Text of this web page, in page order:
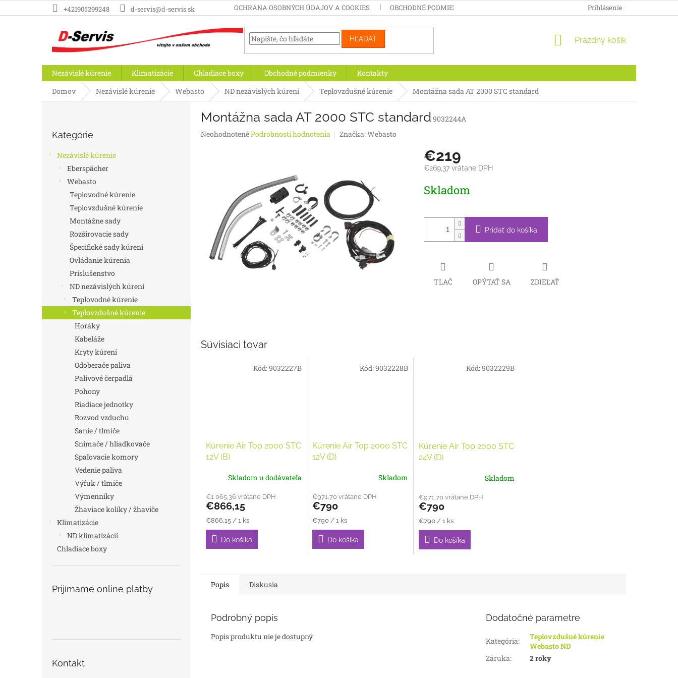
na
+421905299248 d-servis@d-servis.sk OCHRANA OSOBNÝCH ÚDAJOV A COOKIES OBCHODNÉ PODMIENKY ODSTÚPENIE OD ZMLUVY PRE
Prihlásenie
HĽADAŤ
NÁKUPNÝ
Prázdny košík
Nezávislé kúrenie Klimatizácie Chladiace boxy Obchodné podmienky
Kontakty
Domov
Nezávislé kúrenie Webasto ND nezávislých kúrení Teplovzdušné kúrenie Montážna sada AT 2000 STC standard
kategórie
Kategórie
Nezávislé kúrenie
Eberspächer
Webasto
Teplovodné kúrenie
Teplovzdušné kúrenie
Montážne sady
Rozširovacie sady
Špecifické sady kúrení
Ovládanie kúrenia
Príslušenstvo
ND nezávislých kúrení
Teplovodné kúrenie
Teplovzdušné kúrenie
Horáky
Kabeláže
Kryty kúrení
Odoberače paliva
Palivové čerpadlá
Pohony
Riadiace jednotky
Rozvod vzduchu
Sanie / tlmiče
Snímače / hliadkovače
Spaľovacie komory
Vedenie paliva
Výfuk / tlmiče
Výmenníky
Žhaviace kolíky / žhaviče
Klimatizácie
ND klimatizácií
Chladiace boxy
Prijímame online platby
Kontakt
Montážna sada AT 2000 STC standard 9032244A
Priemerné
hviezdičiek.
NeohodnotenéPodrobnosti hodnotenia Značka:Webasto
€219
€269,37 vrátane DPH
cena:
Skladom
Pridať do košíka
TLAČ OPÝTAŤ SA ZDIEĽAŤ
Súvisiaci tovar
Kúrenie Air Top 2000 STC
12V (B)
Skladom u dodávateľa
€1 065,36 vrátane DPH
€866,15
Jednotková
cena:
€866,15 / 1 ks
Do košíka
Kód:9032227B
Kúrenie Air Top 2000 STC
12V (D)
Skladom
€971,70 vrátane DPH
€790
Jednotková
cena:
€790 / 1 ks
Do košíka
Kód:9032228B
Kúrenie Air Top 2000 STC
24V (D)
Skladom
€971,70 vrátane DPH
€790
Jednotková
cena:
€790 / 1 ks
Do košíka
Kód:9032229B
Popis Diskusia
Podrobný popis
Popis produktu nie je dostupný
Dodatočné parametre
Kategória:
Teplovzdušné kúrenie
Webasto ND
Záruka: 2 roky